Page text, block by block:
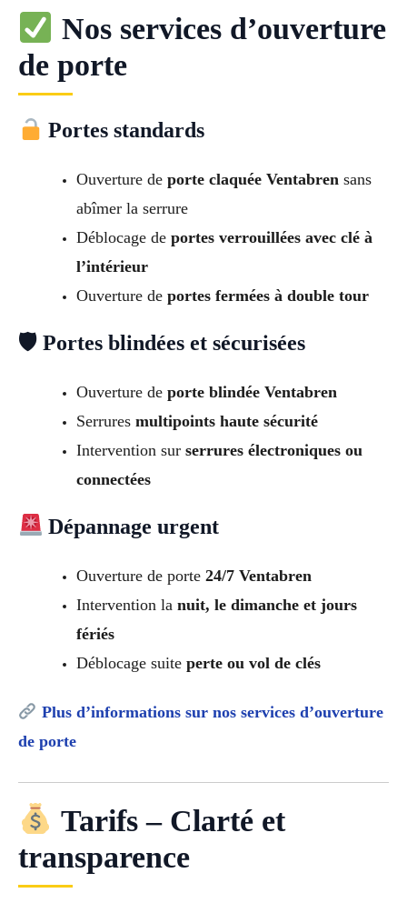
Nos services d’ouverture
de porte
Portes standards
Ouverture de porte claquée Ventabrensans
abîmer la serrure
Déblocage de portes verrouillées avec clé à
l’intérieur
Ouverture de portes fermées à double tour
🛡 Portes blindées et sécurisées
Ouverture de porte blindée Ventabren
Serrures multipoints haute sécurité
Intervention sur serrures électroniques ou
connectées
Dépannage urgent
Ouverture de porte 24/7 Ventabren
Intervention la nuit, le dimanche et jours
fériés
Déblocage suite perte ou vol de clés
Plus d’informations sur nos services d’ouverture
de porte
Tarifs – Clarté et
transparence